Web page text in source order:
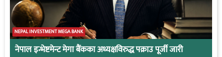
NEPAL INVESTMENT MEGA BANK
नेपाल इन्भेष्टमेन्ट मेगा बैंकका अध्यक्षविरुद्ध पक्राउ पूर्जी जारी